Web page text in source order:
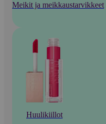
Meikit ja meikkaustarvikkeet
Huulikiillot